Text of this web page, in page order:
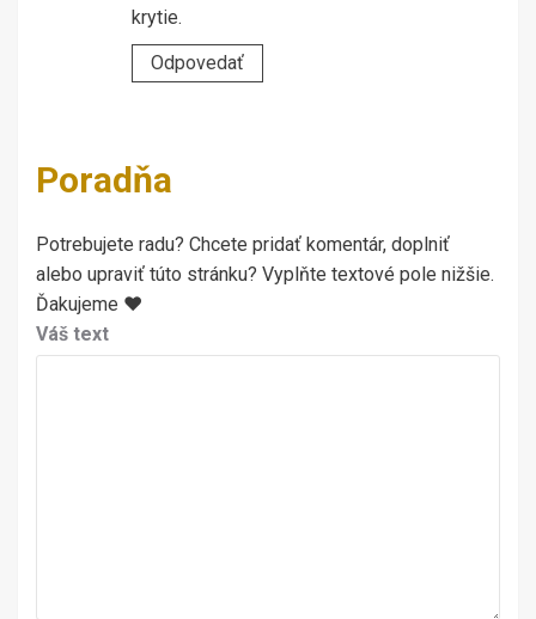
krytie.
Odpovedať
Poradňa
Potrebujete radu? Chcete pridať komentár, doplniť
alebo upraviť túto stránku? Vyplňte textové pole nižšie.
Ďakujeme ♥
Váš text